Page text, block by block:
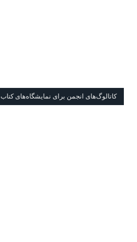
كاتالوگ‌های انجمن برای نمايشگاه‌های كتاب 2016 – 2017